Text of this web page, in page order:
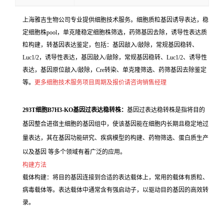
上海雅吉生物公司专业提供细胞技术服务。细胞质粒基因诱导表达，稳
定细胞株pool，单克隆稳定细胞株筛选，药筛基因去除，诱导性表达质
粒构建，转基因表达鉴定，包括：基因敲入/敲除，常规基因稳转、
Luc1/2，诱导性表达，基因敲入/敲除，常规基因稳转、Luc1/2、诱导性
表达，基因原位敲入/敲除，Cre转染、单克隆筛选、药筛基因去除鉴定
等。 更多细胞技术服务项目周期及报价请咨询销售经理
293T细胞B7H3-KO基因过表达稳转株： 基因过表达稳转株是指将目的
基因整合进宿主细胞的基因组中，使该基因能在细胞内长期且稳定地过
量表达，其在基因功能研究、疾病模型的构建、药物筛选、蛋白质生产
以及基因 等多个领域有着广泛的应用。
构建方法
载体构建：将目的基因连接到合适的表达载体上，常用的载体有质粒、
病毒载体等。表达载体中通常含有强启动子，以驱动目的基因的高效转
录。